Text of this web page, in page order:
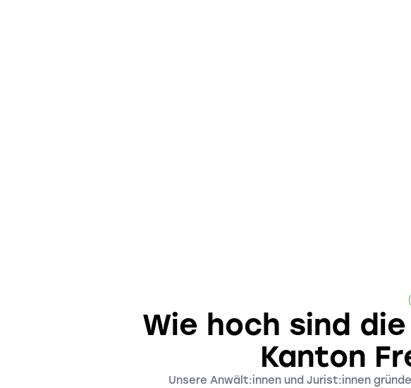
Wie hoch sind
Kanton
Unsere Anwält:innen und Jurist:innen